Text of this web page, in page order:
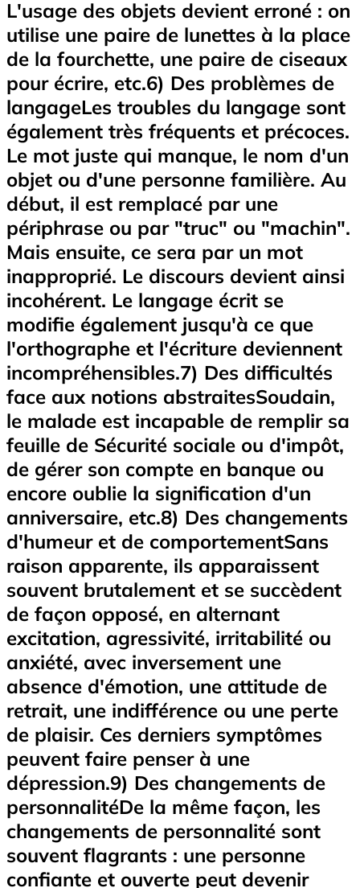
L'usage des objets devient erroné : on
utilise une paire de lunettes à la place
de la fourchette, une paire de ciseaux
pour écrire, etc.6) Des problèmes de
langageLes troubles du langage sont
également très fréquents et précoces.
Le mot juste qui manque, le nom d'un
objet ou d'une personne familière. Au
début, il est remplacé par une
périphrase ou par "truc" ou "machin".
Mais ensuite, ce sera par un mot
inapproprié. Le discours devient ainsi
incohérent. Le langage écrit se
modifie également jusqu'à ce que
l'orthographe et l'écriture deviennent
incompréhensibles.7) Des difficultés
face aux notions abstraitesSoudain,
le malade est incapable de remplir sa
feuille de Sécurité sociale ou d'impôt,
de gérer son compte en banque ou
encore oublie la signification d'un
anniversaire, etc.8) Des changements
d'humeur et de comportementSans
raison apparente, ils apparaissent
souvent brutalement et se succèdent
de façon opposé, en alternant
excitation, agressivité, irritabilité ou
anxiété, avec inversement une
absence d'émotion, une attitude de
retrait, une indifférence ou une perte
de plaisir. Ces derniers symptômes
peuvent faire penser à une
dépression.9) Des changements de
personnalitéDe la même façon, les
changements de personnalité sont
souvent flagrants : une personne
confiante et ouverte peut devenir